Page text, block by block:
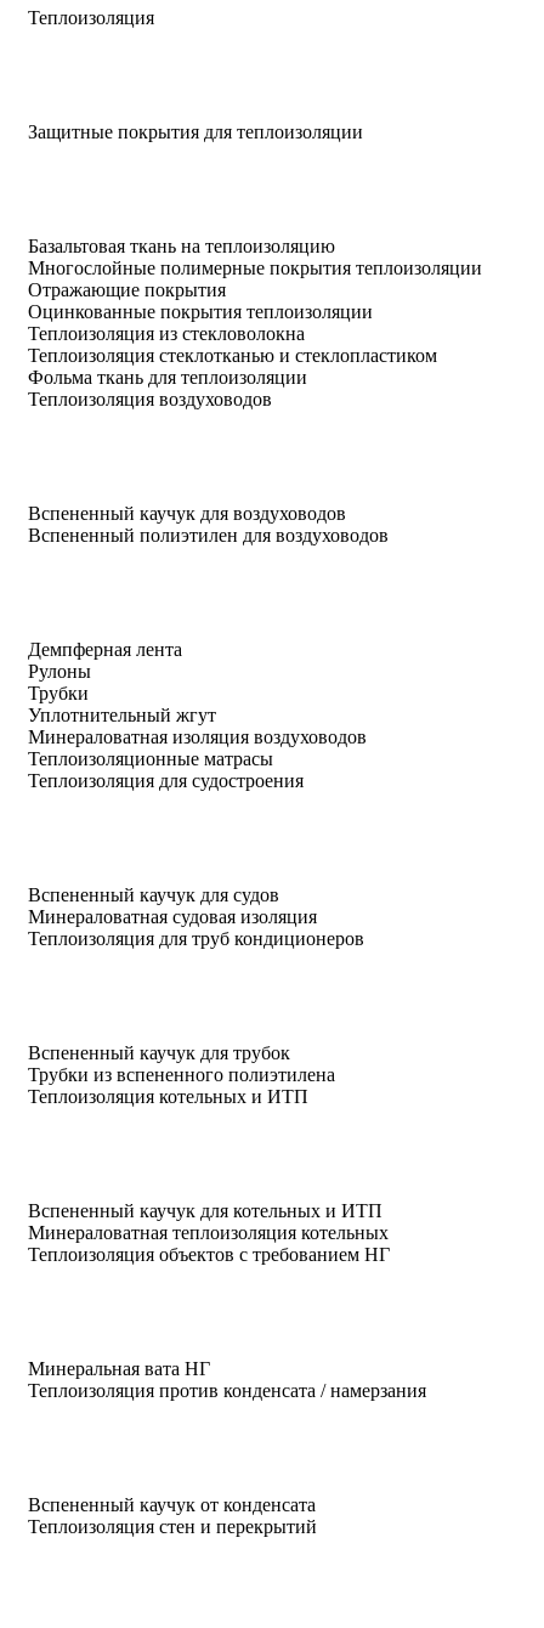
Теплоизоляция
Защитные покрытия для теплоизоляции
Базальтовая ткань на теплоизоляцию
Многослойные полимерные покрытия теплоизоляции
Отражающие покрытия
Оцинкованные покрытия теплоизоляции
Теплоизоляция из стекловолокна
Теплоизоляция стеклотканью и стеклопластиком
Фольма ткань для теплоизоляции
Теплоизоляция воздуховодов
Вспененный каучук для воздуховодов
Вспененный полиэтилен для воздуховодов
Демпферная лента
Рулоны
Трубки
Уплотнительный жгут
Минераловатная изоляция воздуховодов
Теплоизоляционные матрасы
Теплоизоляция для судостроения
Вспененный каучук для судов
Минераловатная судовая изоляция
Теплоизоляция для труб кондиционеров
Вспененный каучук для трубок
Трубки из вспененного полиэтилена
Теплоизоляция котельных и ИТП
Вспененный каучук для котельных и ИТП
Минераловатная теплоизоляция котельных
Теплоизоляция объектов с требованием НГ
Минеральная вата НГ
Теплоизоляция против конденсата / намерзания
Вспененный каучук от конденсата
Теплоизоляция стен и перекрытий